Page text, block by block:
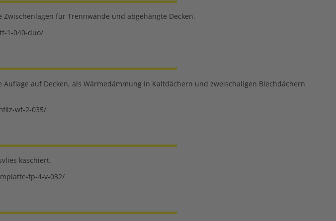
für Trennwände und abgehängte Decken.
1-040-duo/
auf Decken, als Wärmedämmung in Kaltdächern und zweischaligen Blechdächern
wf-2-035/
kaschiert.
fp-4-v-032/